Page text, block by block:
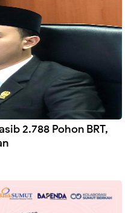
2.788 Pohon BRT,